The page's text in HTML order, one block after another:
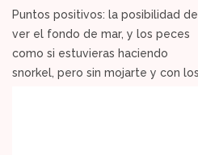
Puntos positivos: la posibilidad de
ver el fondo de mar, y los peces
como si estuvieras haciendo
snorkel, pero sin mojarte y con